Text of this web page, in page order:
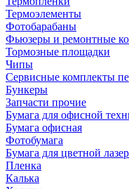
Термоэлементы
Фотобарабаны
Фьюзеры и ремонтные
Тормозные площадки
Чипы
Сервисные комплекты
Бункеры
Запчасти прочие
Бумага для офисной
Бумага офисная
Фотобумага
Бумага для цветной
Пленка
Калька